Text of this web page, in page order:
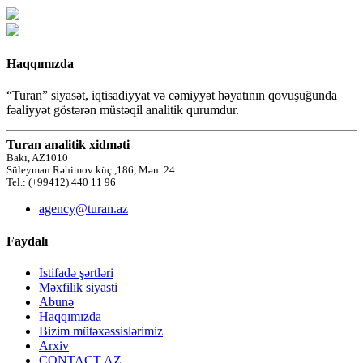
Haqqımızda
“Turan” siyasət, iqtisadiyyat və cəmiyyət həyatının qovuşuğunda
fəaliyyət göstərən müstəqil analitik qurumdur.
Turan analitik xidməti
Bakı, AZ1010
Süleyman Rəhimov küç.,186, Mən. 24
Tel.: (+99412) 440 11 96
agency@turan.az
Faydalı
İstifadə şərtləri
Məxfilik siyasti
Abunə
Haqqımızda
Bizim mütəxəssislərimiz
Arxiv
CONTACT AZ